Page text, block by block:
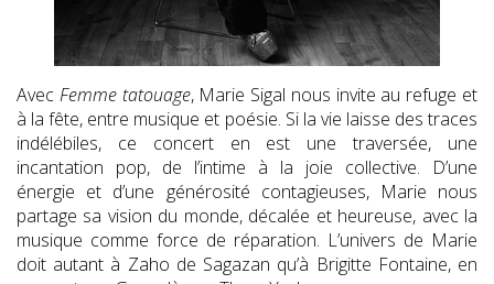
Avec Femme tatouage, Marie Sigal nous invite au refuge et
à la fête, entre musique et poésie. Si la vie laisse des traces
indélébiles, ce concert en est une traversée, une
incantation pop, de l’intime à la joie collective. D’une
énergie et d’une générosité contagieuses, Marie nous
partage sa vision du monde, décalée et heureuse, avec la
musique comme force de réparation. L’univers de Marie
doit autant à Zaho de Sagazan qu’à Brigitte Fontaine, en